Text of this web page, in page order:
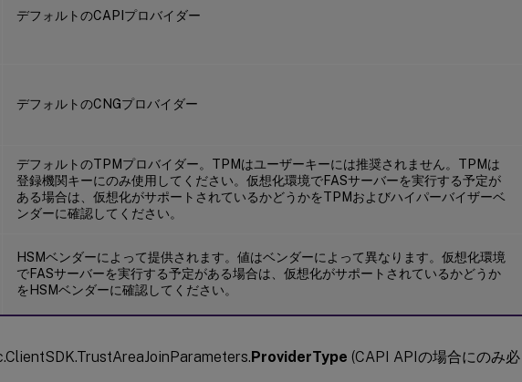
デフォルトのCAPIプロバイダー
デフォルトのCNGプロバイダー
デフォルトのTPMプロバイダー。TPMはユーザーキーには推奨されません。TPMは
登録機関キーにのみ使用してください。仮想化環境でFASサーバーを実行する予定が
ある場合は、仮想化がサポートされているかどうかをTPMおよびハイパーバイザーベ
ンダーに確認してください。
HSMベンダーによって提供されます。値はベンダーによって異なります。仮想化環境
でFASサーバーを実行する予定がある場合は、仮想化がサポートされているかどうか
をHSMベンダーに確認してください。
ProviderType (CAPI APIの場合にのみ必